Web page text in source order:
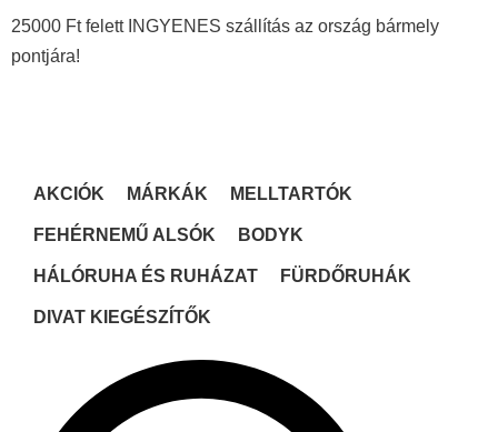
25000 Ft felett INGYENES szállítás az ország bármely
pontjára!
AKCIÓK MÁRKÁK MELLTARTÓK
FEHÉRNEMŰ ALSÓK BODYK
HÁLÓRUHA ÉS RUHÁZAT FÜRDŐRUHÁK
DIVAT KIEGÉSZÍTŐK